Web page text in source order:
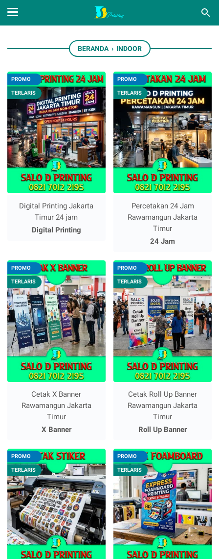
BERANDA › INDOOR
Digital Printing Jakarta
Timur 24 jam
Digital Printing
PROMO
TERLARIS
Percetakan 24 Jam
Rawamangun Jakarta
Timur
24 Jam
PROMO
TERLARIS
Cetak X Banner
Rawamangun Jakarta
Timur
X Banner
PROMO
TERLARIS
Cetak Roll Up Banner
Rawamangun Jakarta
Timur
Roll Up Banner
PROMO
TERLARIS
PROMO
TERLARIS
PROMO
TERLARIS